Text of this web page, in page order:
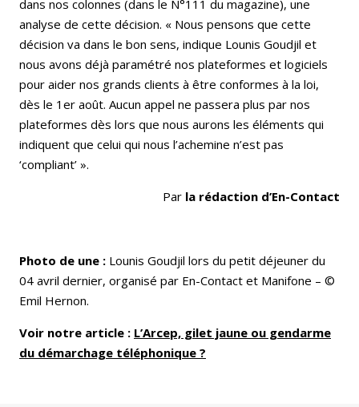
dans nos colonnes (dans le N°111 du magazine), une
analyse de cette décision. « Nous pensons que cette
décision va dans le bon sens, indique Lounis Goudjil et
nous avons déjà paramétré nos plateformes et logiciels
pour aider nos grands clients à être conformes à la loi,
dès le 1er août. Aucun appel ne passera plus par nos
plateformes dès lors que nous aurons les éléments qui
indiquent que celui qui nous l’achemine n’est pas
‘compliant’ ».
Par la rédaction d’En-Contact
Photo de une : Lounis Goudjil lors du petit déjeuner du
04 avril dernier, organisé par En-Contact et Manifone – ©
Emil Hernon.
Voir notre article : L’Arcep, gilet jaune ou gendarme
du démarchage téléphonique ?